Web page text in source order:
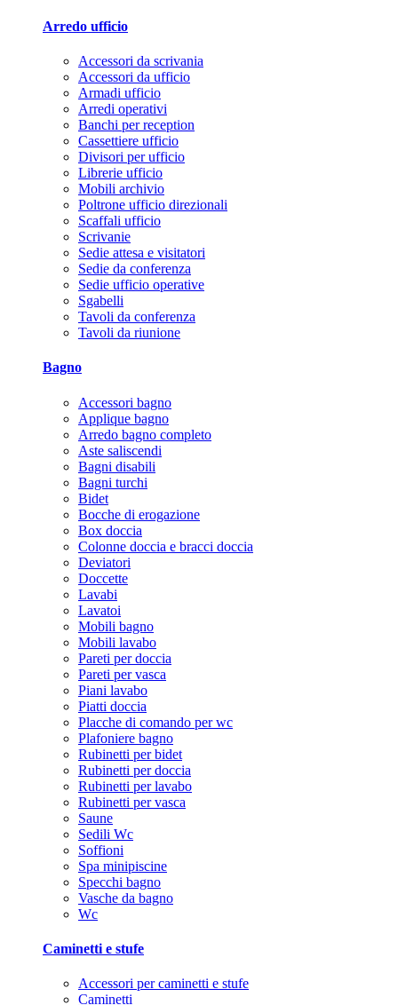
Arredo ufficio
Accessori da scrivania
Accessori da ufficio
Armadi ufficio
Arredi operativi
Banchi per reception
Cassettiere ufficio
Divisori per ufficio
Librerie ufficio
Mobili archivio
Poltrone ufficio direzionali
Scaffali ufficio
Scrivanie
Sedie attesa e visitatori
Sedie da conferenza
Sedie ufficio operative
Sgabelli
Tavoli da conferenza
Tavoli da riunione
Bagno
Accessori bagno
Applique bagno
Arredo bagno completo
Aste saliscendi
Bagni disabili
Bagni turchi
Bidet
Bocche di erogazione
Box doccia
Colonne doccia e bracci doccia
Deviatori
Doccette
Lavabi
Lavatoi
Mobili bagno
Mobili lavabo
Pareti per doccia
Pareti per vasca
Piani lavabo
Piatti doccia
Placche di comando per wc
Plafoniere bagno
Rubinetti per bidet
Rubinetti per doccia
Rubinetti per lavabo
Rubinetti per vasca
Saune
Sedili Wc
Soffioni
Spa minipiscine
Specchi bagno
Vasche da bagno
Wc
Caminetti e stufe
Accessori per caminetti e stufe
Caminetti